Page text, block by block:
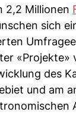
2,2 Millionen
sich
«Projekte»
des
und am